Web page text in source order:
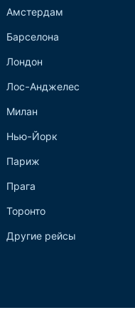
Амстердам
Барселона
Лондон
Лос-Анджелес
Милан
Нью-Йорк
Париж
Прага
Торонто
Другие рейсы